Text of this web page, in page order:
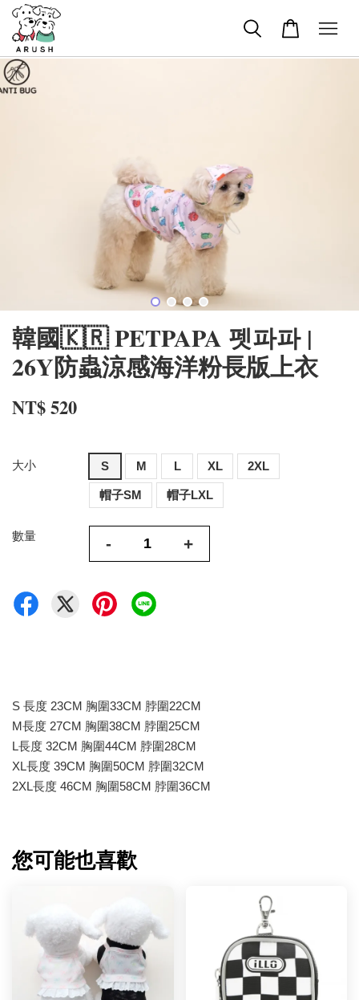
韓國🇰🇷 PETPAPA 펫파파 |
26Y防蟲涼感海洋粉長版上衣
NT$ 520
大小 S M L XL 2XL
帽子SM 帽子LXL
數量 - +
S 長度 23CM 胸圍33CM 脖圍22CM
M長度 27CM 胸圍38CM 脖圍25CM
L長度 32CM 胸圍44CM 脖圍28CM
XL長度 39CM 胸圍50CM 脖圍32CM
2XL長度 46CM 胸圍58CM 脖圍36CM
您可能也喜歡